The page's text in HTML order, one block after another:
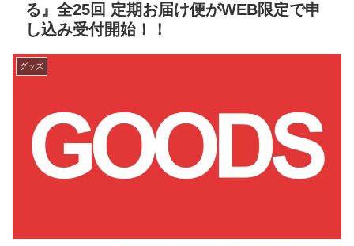
る』全25回 定期お届け便がWEB限定で申
し込み受付開始！！
グッズ